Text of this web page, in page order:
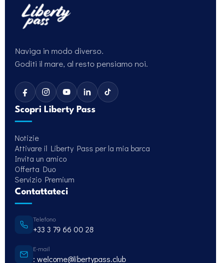
Naviga in modo diverso.
Goditi il mare, al resto pensiamo noi.
Scopri Liberty Pass
Notizie
Attivare il Liberty Pass per la mia barca
Invita un amico
Offerta Duo
Servizio Premium
Contattateci
Telefono
+33 3 79 66 00 28
E-mail
: welcome@libertypass.club